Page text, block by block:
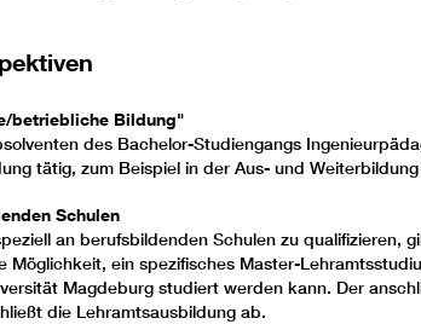
betriebliche Bildung"
des Bachelor-Studiengangs
tätig, zum Beispiel in der Aus- und
Schulen
an berufsbildenden Schulen zu qualifizieren,
Möglichkeit, ein spezifisches Master-
Magdeburg studiert werden kann. Der
die Lehramtsausbildung ab.